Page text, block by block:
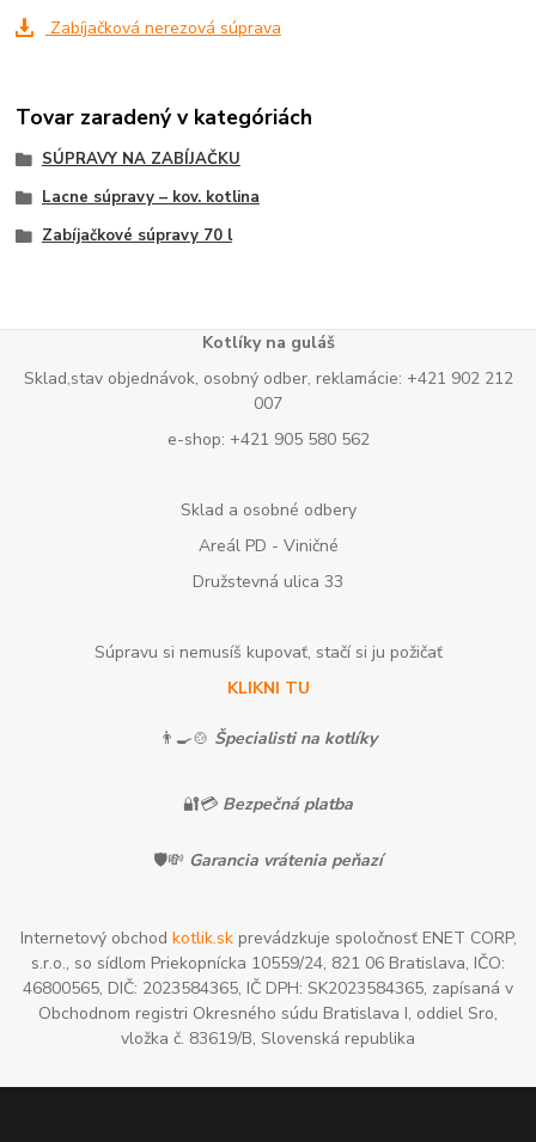
Zabíjačková nerezová súprava
Tovar zaradený v kategóriách
SÚPRAVY NA ZABÍJAČKU
Lacne súpravy – kov. kotlina
Zabíjačkové súpravy 70 l
Kotlíky na guláš
Sklad,stav objednávok, osobný odber, reklamácie: +421 902 212
007
e-shop: +421 905 580 562
Sklad a osobné odbery
Areál PD - Viničné
Družstevná ulica 33
Súpravu si nemusíš kupovať, stačí si ju požičať
KLIKNI TU
👨‍🍳🍲 Špecialisti na kotlíky
🔐💳 Bezpečná platba
🛡️💸 Garancia vrátenia peňazí
Internetový obchod kotlik.skprevádzkuje spoločnosť ENET CORP,
s.r.o., so sídlom Priekopnícka 10559/24, 821 06 Bratislava, IČO:
46800565, DIČ: 2023584365, IČ DPH: SK2023584365, zapísaná v
Obchodnom registri Okresného súdu Bratislava I, oddiel Sro,
vložka č. 83619/B, Slovenská republika